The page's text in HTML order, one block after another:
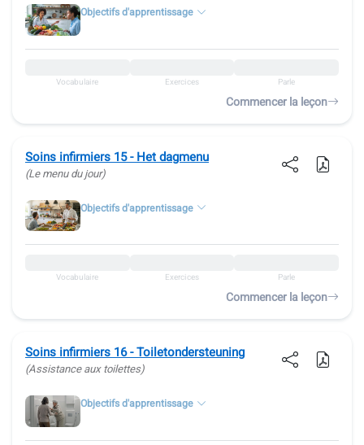
Objectifs d'apprentissage
Vocabulaire Exercices Parle
Commencer la leçon
Soins infirmiers 15 - Het dagmenu
(Le menu du jour)
Objectifs d'apprentissage
Vocabulaire Exercices Parle
Commencer la leçon
Soins infirmiers 16 - Toiletondersteuning
(Assistance aux toilettes)
Objectifs d'apprentissage